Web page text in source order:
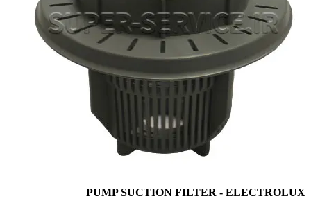
PUMP SUCTION FILTER - ELECTROLUX